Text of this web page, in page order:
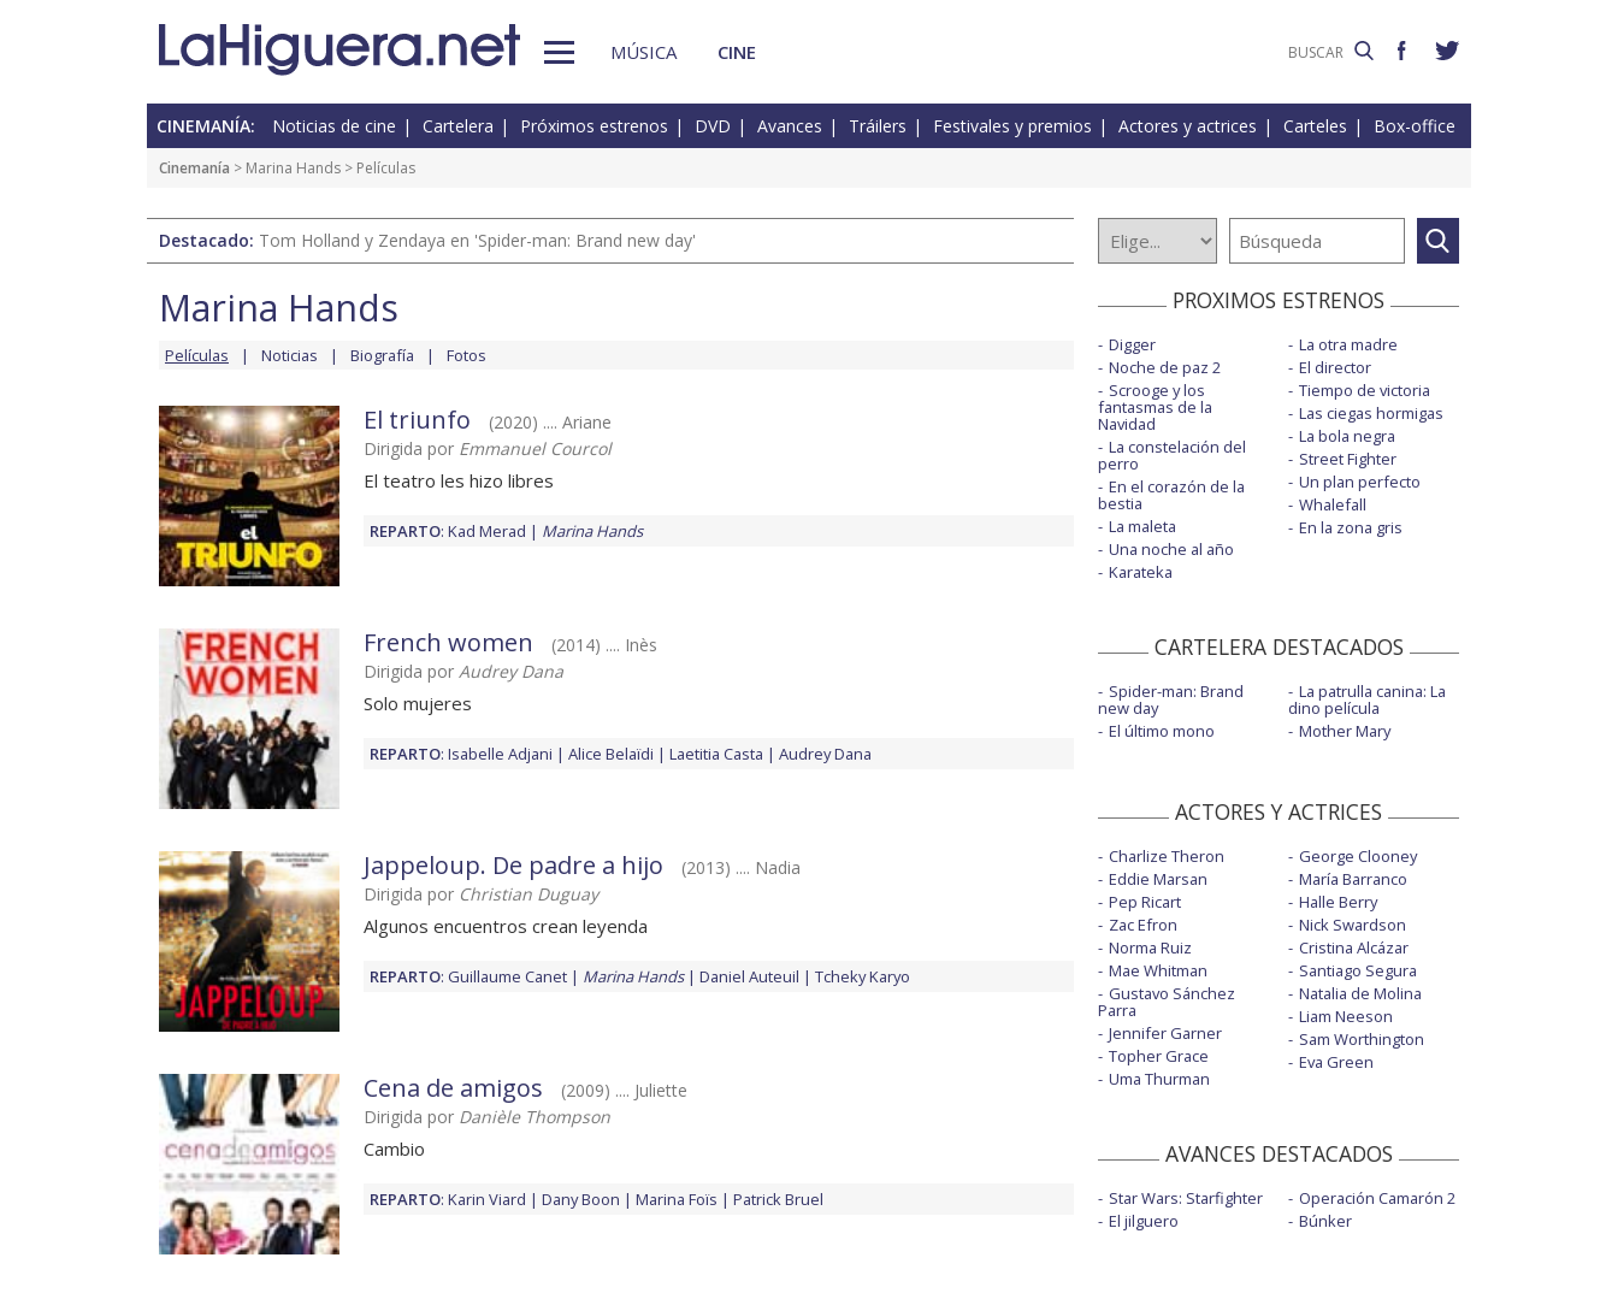
MÚSICA CINE
CINEMANÍA: Noticias de cine Cartelera Próximos estrenos DVD Avances Tráilers Festivales y premios Actores y actrices Carteles Box-office
Cinemanía > Marina Hands > Películas
Destacado: Tom Holland y Zendaya en 'Spider-man: Brand new day'
Marina Hands
Películas Noticias Biografía Fotos
El triunfo
(2020) .... Ariane
Dirigida por Emmanuel Courcol
El teatro les hizo libres
REPARTO: Kad Merad Marina Hands
French women
(2014) .... Inès
Dirigida por Audrey Dana
Solo mujeres
REPARTO: Isabelle Adjani Alice Belaïdi Laetitia Casta Audrey Dana
Jappeloup. De padre a hijo
(2013) .... Nadia
Dirigida por Christian Duguay
Algunos encuentros crean leyenda
REPARTO: Guillaume Canet Marina Hands Daniel Auteuil Tcheky Karyo
Cena de amigos
(2009) .... Juliette
Dirigida por Danièle Thompson
Cambio
REPARTO: Karin Viard Dany Boon Marina Foïs Patrick Bruel
PROXIMOS ESTRENOS
Digger
Noche de paz 2
Scrooge y los
fantasmas de la
Navidad
La constelación del
perro
En el corazón de la
bestia
La maleta
Una noche al año
Karateka
La otra madre
El director
Tiempo de victoria
Las ciegas hormigas
La bola negra
Street Fighter
Un plan perfecto
Whalefall
En la zona gris
CARTELERA DESTACADOS
Spider-man: Brand
new day
El último mono
La patrulla canina: La
dino película
Mother Mary
ACTORES Y ACTRICES
Charlize Theron
Eddie Marsan
Pep Ricart
Zac Efron
Norma Ruiz
Mae Whitman
Gustavo Sánchez
Parra
Jennifer Garner
Topher Grace
Uma Thurman
George Clooney
María Barranco
Halle Berry
Nick Swardson
Cristina Alcázar
Santiago Segura
Natalia de Molina
Liam Neeson
Sam Worthington
Eva Green
AVANCES DESTACADOS
Star Wars: Starfighter
El jilguero
Operación Camarón 2
Búnker